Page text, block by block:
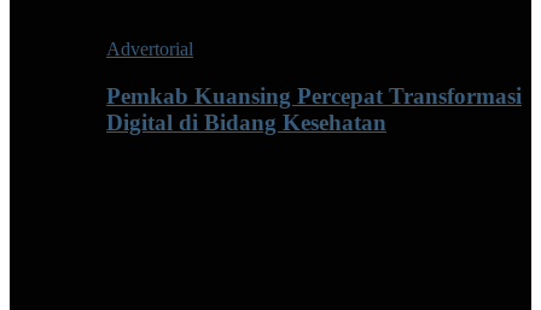
Advertorial
Pemkab Kuansing Percepat Transformasi
Digital di Bidang Kesehatan